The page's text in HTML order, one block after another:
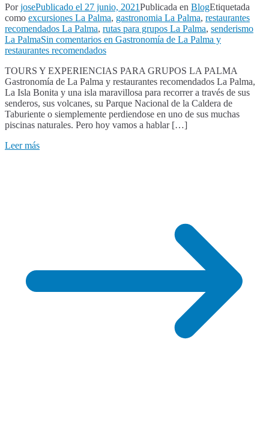
PorjosePublicado el 27 junio, 2021Publicada en BlogEtiquetada
como excursiones La Palma, gastronomia La Palma, restaurantes
recomendados La Palma, rutas para grupos La Palma, senderismo
La PalmaSin comentarios en Gastronomía de La Palma y
restaurantes recomendados
TOURS Y EXPERIENCIAS PARA GRUPOS LA PALMA
Gastronomía de La Palma y restaurantes recomendados La Palma,
La Isla Bonita y una isla maravillosa para recorrer a través de sus
senderos, sus volcanes, su Parque Nacional de la Caldera de
Taburiente o siemplemente perdiendose en uno de sus muchas
piscinas naturales. Pero hoy vamos a hablar […]
Leer más